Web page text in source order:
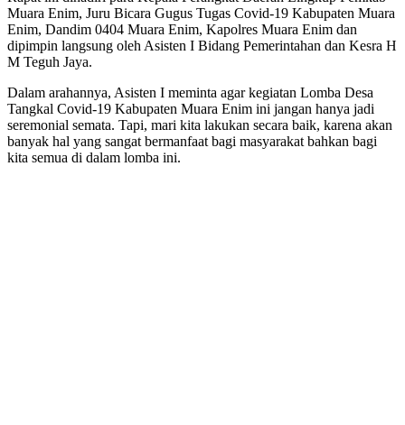
Muara Enim, Juru Bicara Gugus Tugas Covid-19 Kabupaten Muara
Enim, Dandim 0404 Muara Enim, Kapolres Muara Enim dan
dipimpin langsung oleh Asisten I Bidang Pemerintahan dan Kesra H
M Teguh Jaya.
Dalam arahannya, Asisten I meminta agar kegiatan Lomba Desa
Tangkal Covid-19 Kabupaten Muara Enim ini jangan hanya jadi
seremonial semata. Tapi, mari kita lakukan secara baik, karena akan
banyak hal yang sangat bermanfaat bagi masyarakat bahkan bagi
kita semua di dalam lomba ini.